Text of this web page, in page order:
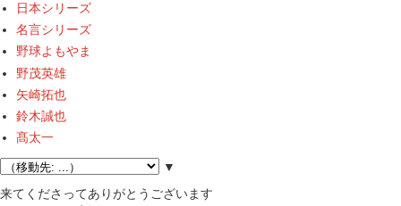
日本シリーズ
名言シリーズ
野球よもやま
野茂英雄
矢崎拓也
鈴木誠也
髙太一
▼
来てくださってありがとうございます